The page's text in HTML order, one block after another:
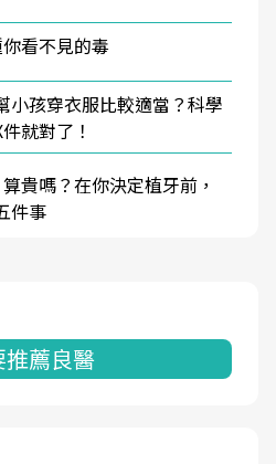
看不見的毒
小孩穿衣服比較適當？科學
就對了！
貴嗎？在你決定植牙前，
件事
推薦良醫